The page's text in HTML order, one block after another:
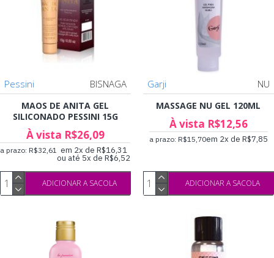
Pessini BISNAGA
MAOS DE ANITA GEL
SILICONADO PESSINI 15G
À vista R$26,09
a prazo: R$32,61 em 2x de R$16,31
ou até 5x de R$6,52
ADICIONAR A SACOLA
Garji NU
MASSAGE NU GEL 120ML
À vista R$12,56
a prazo: R$15,70em 2x de R$7,85
ADICIONAR A SACOLA